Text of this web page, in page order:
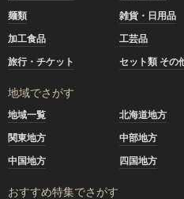
麺類
雑貨・日用品
加工食品
工芸品
旅行・チケット
セット類 その
地域でさがす
地域一覧 北海道地方
関東地方
中部地方
中国地方
四国地方
おすすめ特集でさがす